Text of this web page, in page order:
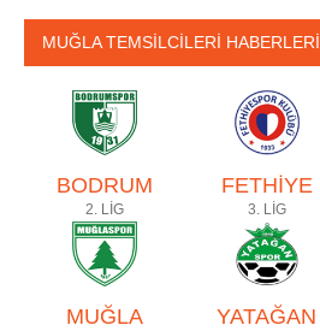
MUĞLA TEMSİLCİLERİ HABERLERİ
BODRUM
2. LİG
FETHİYE
3. LİG
MUĞLA YATAĞAN